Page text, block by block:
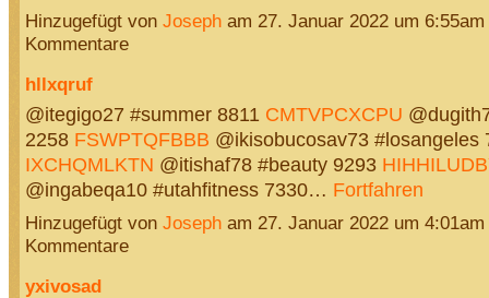
Hinzugefügt von Josepham 27. Januar 2022 um
Kommentare
hllxqruf
@itegigo27 #summer 8811 CMTVPCXCPU
2258 FSWPTQFBBB @ikisobucosav73 #losangeles
IXCHQMLKTN @itishaf78 #beauty 9293
@ingabeqa10 #utahfitness 7330… Fortfahren
Hinzugefügt von Josepham 27. Januar 2022 um
Kommentare
yxivosad